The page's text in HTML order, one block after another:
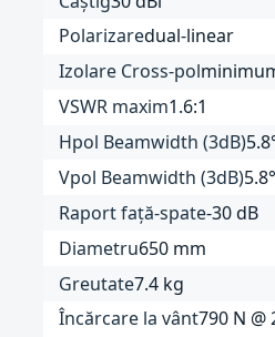
Polarizaredual-linear
Izolare Cross-pol
VSWR maxim1.6:1
Hpol Beamwidth (3dB)
Vpol Beamwidth (3dB)5.8°
Raport față-spate-30 dB
Diametru650 mm
Greutate7.4 kg
Încărcare la vânt790 N